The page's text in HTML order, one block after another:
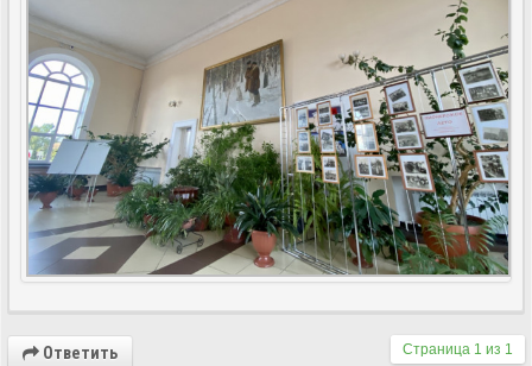
Ответить Страница 1 из 1